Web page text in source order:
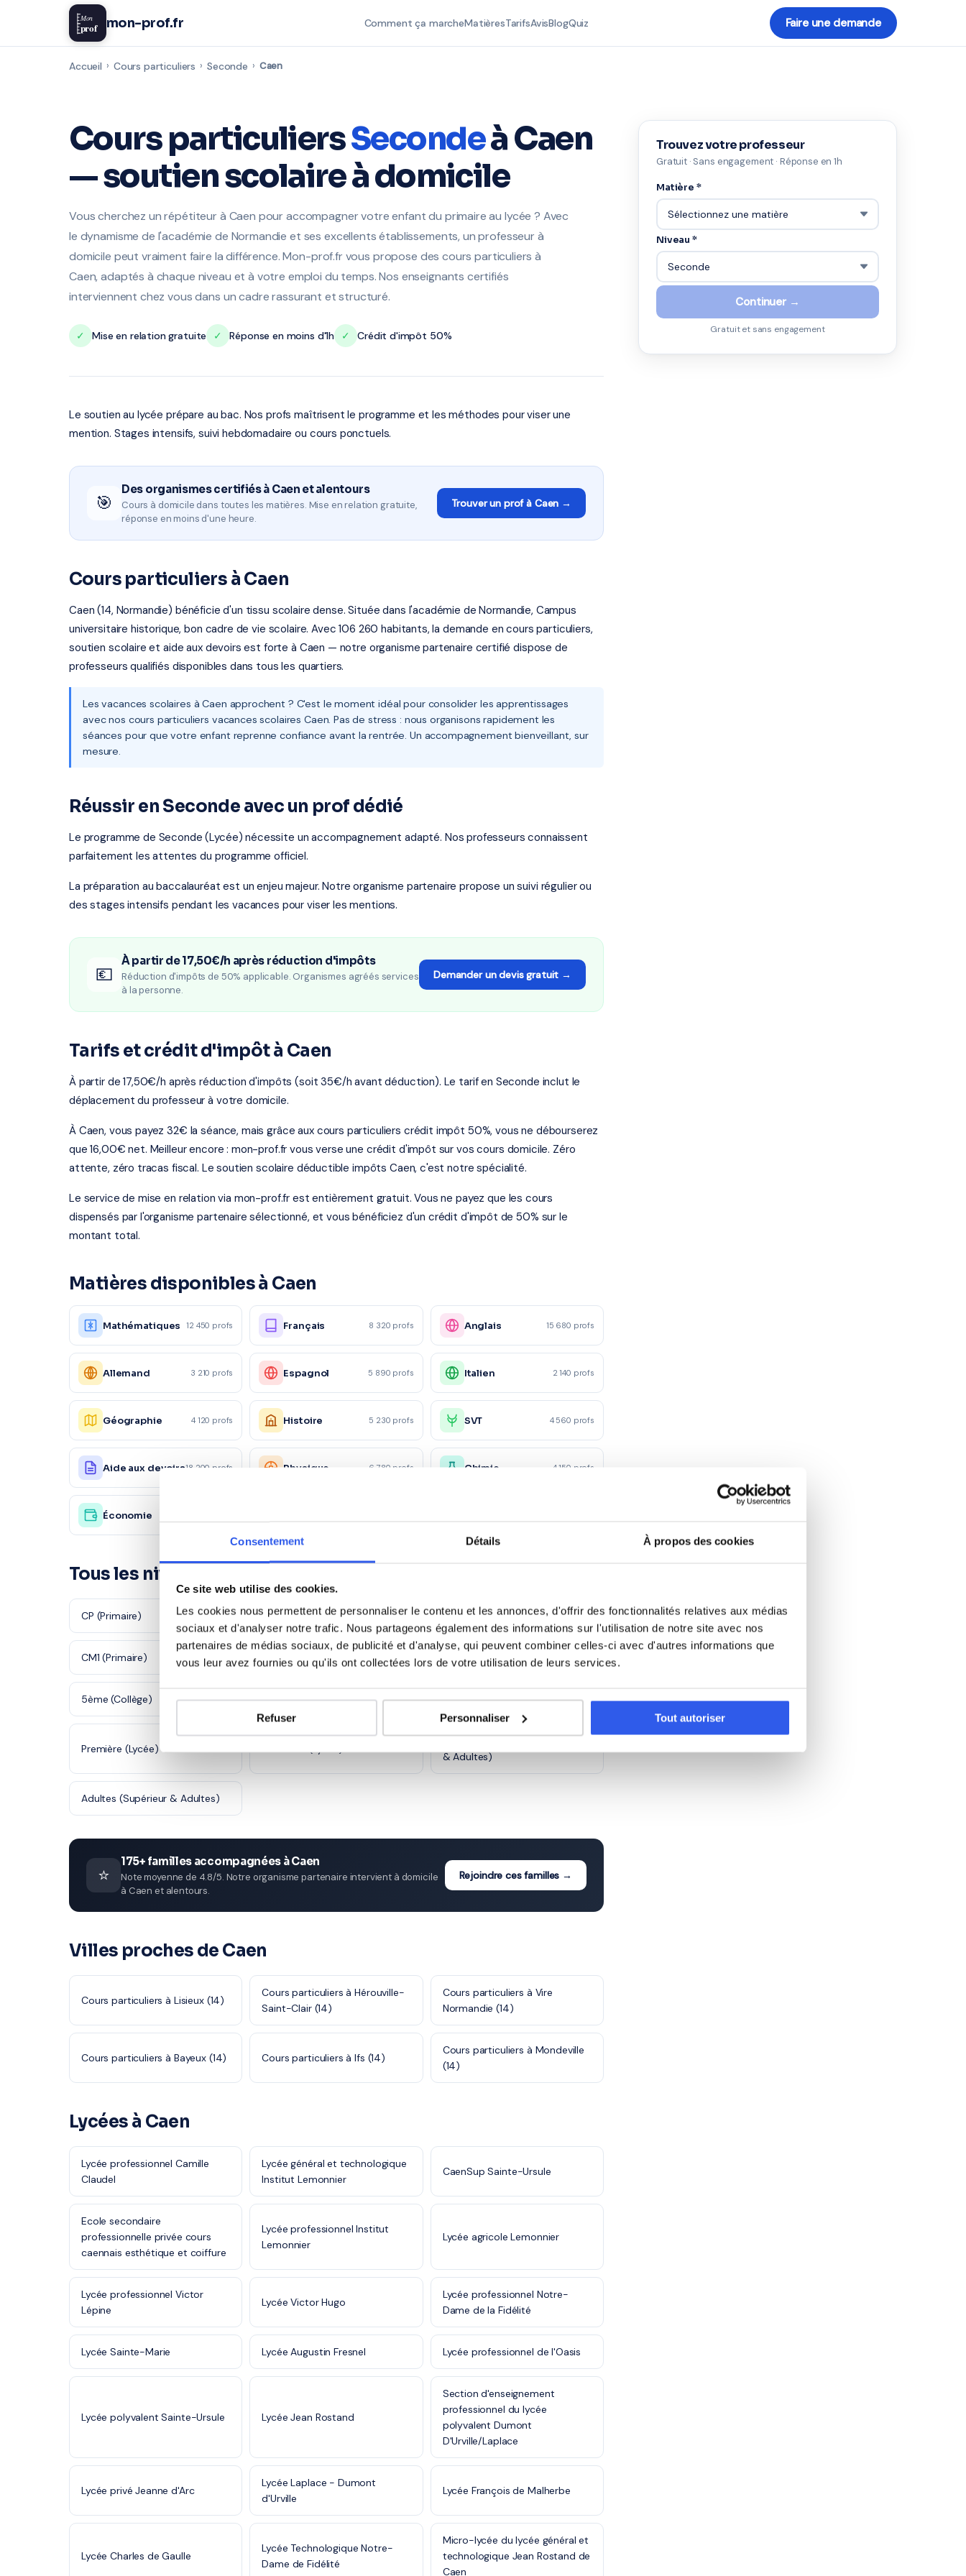
Consentement Détails À propos des cookies
Ce site web utilise des cookies.
Les cookies nous permettent de personnaliser le contenu et les annonces, d'offrir des fonctionnalités relatives aux médias
sociaux et d'analyser notre trafic. Nous partageons également des informations sur l'utilisation de notre site avec nos
partenaires de médias sociaux, de publicité et d'analyse, qui peuvent combiner celles-ci avec d'autres informations que
vous leur avez fournies ou qu'ils ont collectées lors de votre utilisation de leurs services.
Refuser Personnaliser Tout autoriser
Mon
prof mon-prof.fr Comment ça marcheMatièresTarifsAvisBlogQuiz Faire une demande
Accueil › Cours particuliers › Seconde › Caen
Cours particuliersSecondeà Caen
— soutien scolaire à domicile
Vous cherchez un répétiteur à Caen pour accompagner votre enfant du primaire au lycée ? Avec
le dynamisme de l'académie de Normandie et ses excellents établissements, un professeur à
domicile peut vraiment faire la différence. Mon-prof.fr vous propose des cours particuliers à
Caen, adaptés à chaque niveau et à votre emploi du temps. Nos enseignants certifiés
interviennent chez vous dans un cadre rassurant et structuré.
✓ Mise en relation gratuite ✓ Réponse en moins d'1h ✓ Crédit d'impôt 50%
Le soutien au lycée prépare au bac. Nos profs maîtrisent le programme et les méthodes pour viser une
mention. Stages intensifs, suivi hebdomadaire ou cours ponctuels.
🎯
Des organismes certifiés à Caen et alentours
Cours à domicile dans toutes les matières. Mise en relation gratuite,
réponse en moins d'une heure.
Trouver un prof à Caen →
Cours particuliers à Caen
Caen (14, Normandie) bénéficie d'un tissu scolaire dense. Située dans l'académie de Normandie, Campus
universitaire historique, bon cadre de vie scolaire. Avec 106 260 habitants, la demande en cours particuliers,
soutien scolaire et aide aux devoirs est forte à Caen — notre organisme partenaire certifié dispose de
professeurs qualifiés disponibles dans tous les quartiers.
Les vacances scolaires à Caen approchent ? C'est le moment idéal pour consolider les apprentissages
avec nos cours particuliers vacances scolaires Caen. Pas de stress : nous organisons rapidement les
séances pour que votre enfant reprenne confiance avant la rentrée. Un accompagnement bienveillant, sur
mesure.
Réussir en Seconde avec un prof dédié
Le programme de Seconde (Lycée) nécessite un accompagnement adapté. Nos professeurs connaissent
parfaitement les attentes du programme officiel.
La préparation au baccalauréat est un enjeu majeur. Notre organisme partenaire propose un suivi régulier ou
des stages intensifs pendant les vacances pour viser les mentions.
💶
À partir de 17,50€/h après réduction d'impôts
Réduction d'impôts de 50% applicable. Organismes agréés services
à la personne.
Demander un devis gratuit →
Tarifs et crédit d'impôt à Caen
À partir de 17,50€/h après réduction d'impôts (soit 35€/h avant déduction). Le tarif en Seconde inclut le
déplacement du professeur à votre domicile.
À Caen, vous payez 32€ la séance, mais grâce aux cours particuliers crédit impôt 50%, vous ne débourserez
que 16,00€ net. Meilleur encore : mon-prof.fr vous verse une crédit d'impôt sur vos cours domicile. Zéro
attente, zéro tracas fiscal. Le soutien scolaire déductible impôts Caen, c'est notre spécialité.
Le service de mise en relation via mon-prof.fr est entièrement gratuit. Vous ne payez que les cours
dispensés par l'organisme partenaire sélectionné, et vous bénéficiez d'un crédit d'impôt de 50% sur le
montant total.
Matières disponibles à Caen
Mathématiques 12 450 profs Français 8 320 profs Anglais 15 680 profs
Allemand 3 210 profs Espagnol 5 890 profs Italien 2 140 profs
Géographie 4 120 profs Histoire 5 230 profs SVT 4 560 profs
Aide aux devoirs18 200 profs Physique 6 780 profs Chimie 4 150 profs
Économie
Tous les niveaux à Caen
CP (Primaire) CE1 (Primaire) CE2 (Primaire)
CM1 (Primaire) CM2 (Primaire) 6ème (Collège)
5ème (Collège) 4ème (Collège) 3ème (Collège)
Première (Lycée)
& Adultes)
Adultes (Supérieur & Adultes)
⭐
175+ familles accompagnées à Caen
Note moyenne de 4.8/5. Notre organisme partenaire intervient à domicile
à Caen et alentours.
Rejoindre ces familles →
Villes proches de Caen
Cours particuliers à Lisieux (14)
Cours particuliers à Hérouville-
Saint-Clair (14)
Cours particuliers à Vire
Normandie (14)
Cours particuliers à Bayeux (14) Cours particuliers à Ifs (14)
Cours particuliers à Mondeville
(14)
Lycées à Caen
Lycée professionnel Camille
Claudel
Lycée général et technologique
Institut Lemonnier
CaenSup Sainte-Ursule
Ecole secondaire
professionnelle privée cours
caennais esthétique et coiffure
Lycée professionnel Institut
Lemonnier
Lycée agricole Lemonnier
Lycée professionnel Victor
Lépine
Lycée Victor Hugo
Lycée professionnel Notre-
Dame de la Fidélité
Lycée Sainte-Marie Lycée Augustin Fresnel Lycée professionnel de l'Oasis
Lycée polyvalent Sainte-Ursule Lycée Jean Rostand
Section d'enseignement
professionnel du lycée
polyvalent Dumont
D'Urville/Laplace
Lycée privé Jeanne d'Arc
Lycée Laplace - Dumont
d'Urville
Lycée François de Malherbe
Lycée Charles de Gaulle
Lycée Technologique Notre-
Dame de Fidélité
Micro-lycée du lycée général et
technologique Jean Rostand de
Caen
Trouvez votre professeur
Gratuit · Sans engagement · Réponse en 1h
Matière *
Niveau *
Continuer →
Gratuit et sans engagement